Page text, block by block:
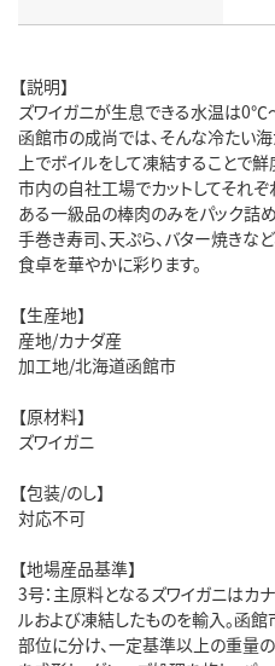
【説明】
ズワイガニが生息できる水温は0℃
函館市の成尚では、そんな冷たい
上でボイルをして凍結することで
市内の自社工場でカットしてそれ
ある一級品の棒肉のみをパック詰め
手巻き寿司、天ぷら、バター焼きな
食卓を華やかに彩ります。
【生産地】
産地/カナダ産
加工地/北海道函館市
【原材料】
ズワイガニ
【包装/のし】
対応不可
【地場産品基準】
3号：主原料となるズワイガニはカ
ルおよび凍結したものを輸入。函
部位に分け、一定基準以上の重量